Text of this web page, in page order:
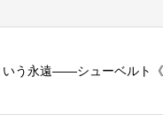
いう永遠——シューベルト